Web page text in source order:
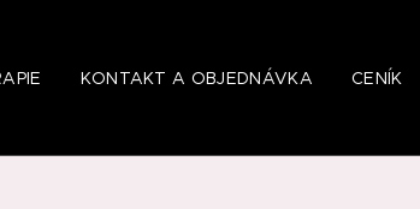
KONTAKT A OBJEDNÁVKA CENÍK